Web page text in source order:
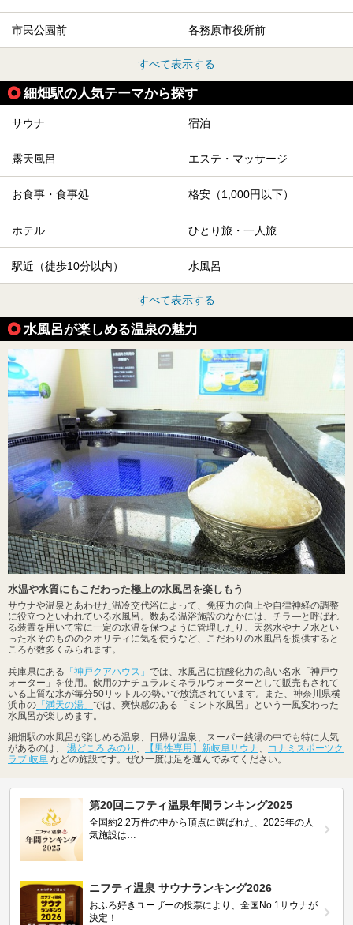
市民公園前 各務原市役所前
すべて表示する
細畑駅の人気テーマから探す
サウナ 宿泊
露天風呂 エステ・マッサージ
お食事・食事処 格安（1,000円以下）
ホテル ひとり旅・一人旅
駅近（徒歩10分以内） 水風呂
すべて表示する
水風呂が楽しめる温泉の魅力
水温や水質にもこだわった極上の水風呂を楽しもう
サウナや温泉とあわせた温冷交代浴によって、免疫力の向上や自律神経の調整
に役立つといわれている水風呂。数ある温浴施設のなかには、チラ―と呼ばれ
る装置を用いて常に一定の水温を保つように管理したり、天然水やナノ水とい
った水そのもののクオリティに気を使うなど、こだわりの水風呂を提供すると
ころが数多くみられます。
兵庫県にある 「神戸クアハウス」 では、水風呂に抗酸化力の高い名水「神戸ウ
ォーター」を使用。飲用のナチュラルミネラルウォーターとして販売もされて
いる上質な水が毎分50リットルの勢いで放流されています。また、神奈川県横
浜市の 「満天の湯」 では、爽快感のある「ミント水風呂」という一風変わった
水風呂が楽しめます。
細畑駅の水風呂が楽しめる温泉、日帰り温泉、スーパー銭湯の中でも特に人気
があるのは、 湯どころ みのり 【男性専用】新岐阜サウナ
コナミスポーツク
ラブ 岐阜 などの施設です。ぜひ一度は足を運んでみてください。
第20回ニフティ温泉年間ランキング2025
全国約2.2万件の中から頂点に選ばれた、2025年の人
気施設は…
ニフティ温泉 サウナランキング2026
おふろ好きユーザーの投票により、全国No.1サウナが
決定！